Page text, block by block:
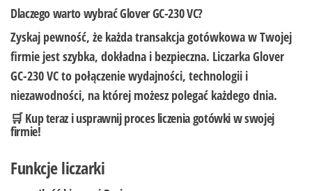
Dlaczego warto wybrać Glover GC-230 VC?
Zyskaj pewność, że każda transakcja gotówkowa w Twojej
firmie jest szybka, dokładna i bezpieczna. Liczarka Glover
GC-230 VC to połączenie wydajności, technologii i
niezawodności, na której możesz polegać każdego dnia.
🛒Kup teraz i usprawnij proces liczenia gotówki w swojej
firmie!
Funkcje liczarki